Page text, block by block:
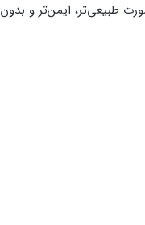
طبیعی‌تر، ایمن‌تر و بدون